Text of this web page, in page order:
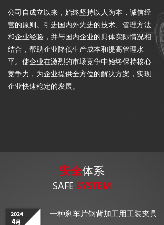
公司自成立以来，始终坚持以人为本，诚信经
营的原则。引进国内外先进的技术、管理方法
和企业经验，并与国内企业的具体实际情况相
结合，帮助企业降低生产成本和提高管理水
平。使企业在激烈的市场竞争中始终保持核心
竞争力，为企业提供全方位的解决方案，实现
企业快速稳定的发展。
时、稳定、标准化的提供客户定制的产品。工
厂新增的自有模具线，为广大客户免费开发所
最好的产品，最优的服务，最好的信誉。杭州
安全体系
SAFE SYSTEM
一种刹车片钢背加工用工装夹具